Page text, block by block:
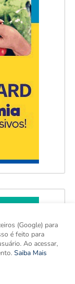
(Google) para
é feito para
Ao acessar,
Saiba Mais